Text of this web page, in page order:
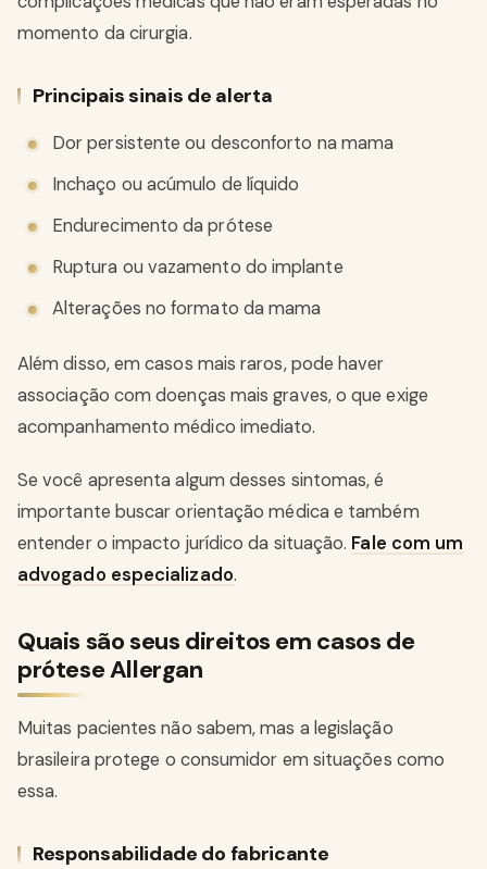
momento da cirurgia.
Principais sinais de alerta
Dor persistente ou desconforto na mama
Inchaço ou acúmulo de líquido
Endurecimento da prótese
Ruptura ou vazamento do implante
Alterações no formato da mama
Além disso, em casos mais raros, pode haver
associação com doenças mais graves, o que exige
acompanhamento médico imediato.
Se você apresenta algum desses sintomas, é
importante buscar orientação médica e também
entender o impacto jurídico da situação. Fale com um
advogado especializado.
Quais são seus direitos em casos de
prótese Allergan
Muitas pacientes não sabem, mas a legislação
brasileira protege o consumidor em situações como
essa.
Responsabilidade do fabricante